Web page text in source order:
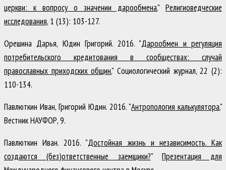
церкви: к вопросу о значении дарообмена." Религиоведческие
исследования, 1 (13): 103-127.
Орешина Дарья, Юдин Григорий.2016. "Дарообмен и регуляция
потребительского кредитования в сообществах: случай
православных приходских общин." Социологический журнал,22 (2):
110-134.
Павлюткин Иван, Григорий Юдин. 2016. "Антропология калькулятора."
Вестник НАУФОР,9.
Павлюткин Иван.2016. "Достойная жизнь и независимость. Как
создаются (без)ответственные заемщики?"
Презентация для